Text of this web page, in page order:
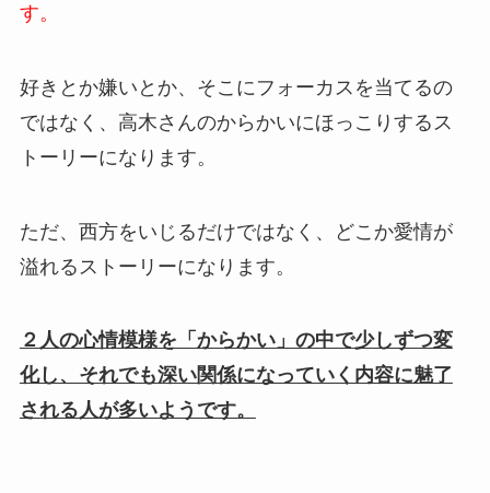
す。
好きとか嫌いとか、そこにフォーカスを当てるの
ではなく、高木さんのからかいにほっこりするス
トーリーになります。
ただ、西方をいじるだけではなく、どこか愛情が
溢れるストーリーになります。
２人の心情模様を「からかい」の中で少しずつ変
化し、それでも深い関係になっていく内容に魅了
される人が多いようです。